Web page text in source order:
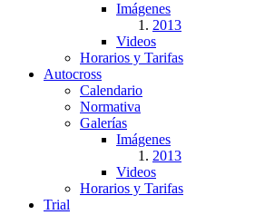
Imágenes
2013
Videos
Horarios y Tarifas
Autocross
Calendario
Normativa
Galerías
Imágenes
2013
Videos
Horarios y Tarifas
Trial